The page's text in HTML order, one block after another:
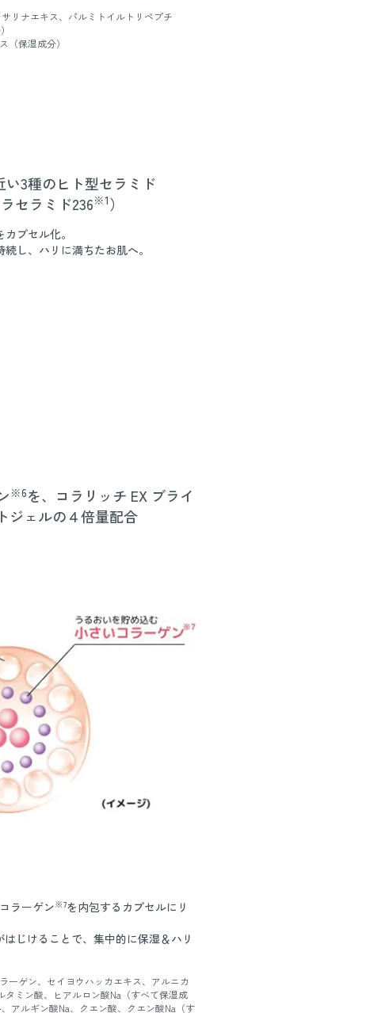
リナエキス、パルミトイルトリペプチ
（保湿成分）
3種のヒト型セラミド
セラミド236※1）
カプセル化。
し、ハリに満ちたお肌へ。
※6を、コラリッチ EX ブライ
ジェルの４倍量配合
ラーゲン※7を内包するカプセルにリ
じけることで、集中的に保湿＆ハリ
ーゲン、セイヨウハッカエキス、アルニカ
タミン酸、ヒアルロン酸Na（すべて保湿成
アルギン酸Na、クエン酸、クエン酸Na（す